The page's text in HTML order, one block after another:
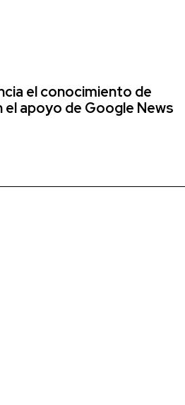
el conocimiento de
el apoyo de Google News